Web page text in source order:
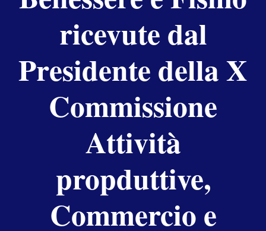
ricevute dal
Presidente della X
Commissione
Attività
propduttive,
Commercio e